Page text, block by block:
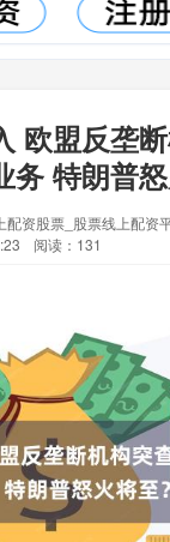
欧盟反垄
务 特朗普
配资股票_股票线上配资
阅读：131